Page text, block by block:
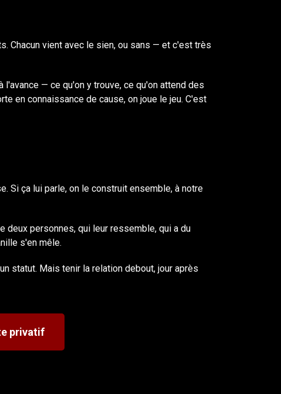
Chacun vient avec le sien, ou sans — et c'est très
— ce qu'on y trouve, ce qu'on attend des
en connaissance de cause, on joue le jeu. C'est
Si ça lui parle, on le construit ensemble, à notre
deux personnes, qui leur ressemble, qui a du
s'en mêle.
statut. Mais tenir la relation debout, jour après
privatif